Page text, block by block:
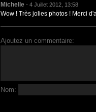
Michelle - 4 Juillet 2012, 13:58
Wow ! Très jolies photos ! Merci
Ajoutez un commentaire:
Nom: